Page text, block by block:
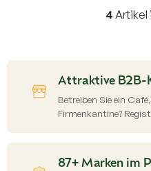
4 Artikel
Attraktive B2B-
Betreiben Sie ein
Firmenkantine?
87+ Marken im